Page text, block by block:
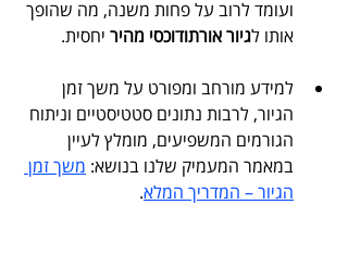
ועומד לרוב על פחות משנה, מה שהופך
אותו לגיור אורתודוכסי מהיר יחסית.
למידע מורחב ומפורט על משך זמן
הגיור, לרבות נתונים סטטיסטיים וניתוח
הגורמים המשפיעים, מומלץ לעיין
במאמר המעמיק שלנו בנושא: משך זמן
הגיור – המדריך המלא.